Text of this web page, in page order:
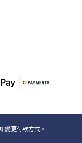
變更付款方式。